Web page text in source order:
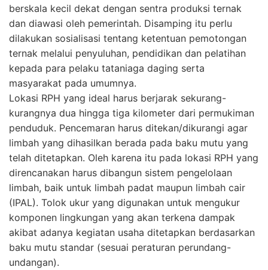
berskala kecil dekat dengan sentra produksi ternak
dan diawasi oleh pemerintah. Disamping itu perlu
dilakukan sosialisasi tentang ketentuan pemotongan
ternak melalui penyuluhan, pendidikan dan pelatihan
kepada para pelaku tataniaga daging serta
masyarakat pada umumnya.
Lokasi RPH yang ideal harus berjarak sekurang-
kurangnya dua hingga tiga kilometer dari permukiman
penduduk. Pencemaran harus ditekan/dikurangi agar
limbah yang dihasilkan berada pada baku mutu yang
telah ditetapkan. Oleh karena itu pada lokasi RPH yang
direncanakan harus dibangun sistem pengelolaan
limbah, baik untuk limbah padat maupun limbah cair
(IPAL). Tolok ukur yang digunakan untuk mengukur
komponen lingkungan yang akan terkena dampak
akibat adanya kegiatan usaha ditetapkan berdasarkan
baku mutu standar (sesuai peraturan perundang-
undangan).